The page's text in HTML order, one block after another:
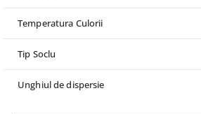
Temperatura Culorii
Tip Soclu
Unghiul de dispersie